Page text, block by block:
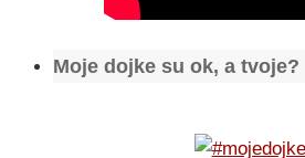
Moje dojke su ok, a tvoje?